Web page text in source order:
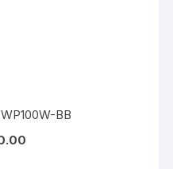
BB